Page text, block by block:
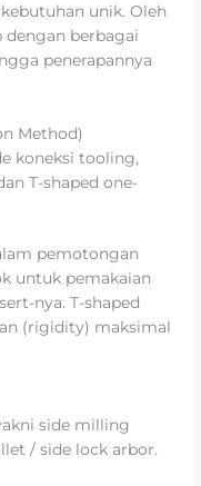
unik. Oleh
dengan berbagai
penerapannya
Method)
koneksi tooling,
T-shaped one-
pemotongan
untuk pemakaian
nya. T-shaped
(rigidity) maksimal
side milling
/ side lock arbor.